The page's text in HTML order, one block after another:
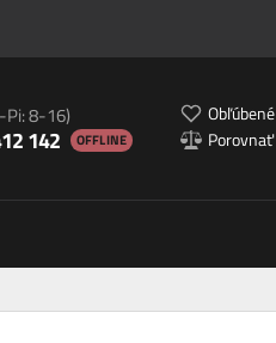
Pi: 8-16)
142 OFFLINE
Obľúbené
Porovnať